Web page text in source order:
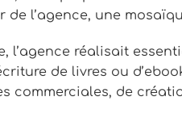
de l’agence, une
l’agence réalisait
de livres ou
commerciales, de